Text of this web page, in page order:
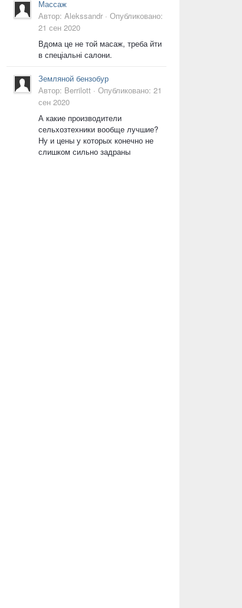
Массаж
Автор: Alekssandr · Опубликовано:
21 сен 2020
Вдома це не той масаж, треба йти
в спеціальні салони.
Земляной бензобур
Автор: Berrilott · Опубликовано: 21
сен 2020
А какие производители
сельхозтехники вообще лучшие?
Ну и цены у которых конечно не
слишком сильно задраны